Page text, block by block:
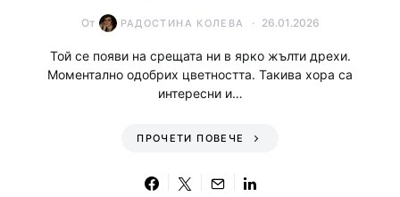
От РАДОСТИНА КОЛЕВА 26.01.2026
Той се появи на срещата ни в ярко жълти дрехи.
Моментално одобрих цветността. Такива хора са
интересни и…
ПРОЧЕТИ ПОВЕЧЕ